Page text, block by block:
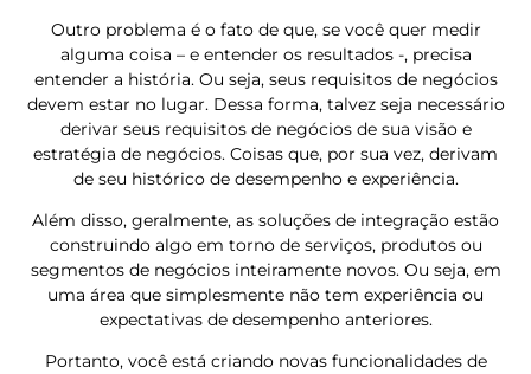
Outro problema é o fato de que, se você quer medir
alguma coisa – e entender os resultados -, precisa
entender a história. Ou seja, seus requisitos de negócios
devem estar no lugar. Dessa forma, talvez seja necessário
derivar seus requisitos de negócios de sua visão e
estratégia de negócios. Coisas que, por sua vez, derivam
de seu histórico de desempenho e experiência.
Além disso, geralmente, as soluções de integração estão
construindo algo em torno de serviços, produtos ou
segmentos de negócios inteiramente novos. Ou seja, em
uma área que simplesmente não tem experiência ou
expectativas de desempenho anteriores.
Portanto, você está criando novas funcionalidades de